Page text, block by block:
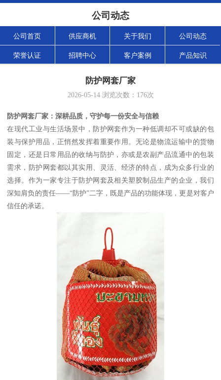
公司动态
公司首页 供应商机 关于我们 公司动态
荣誉认证 招聘中心 客户案例 产品知识
防护网套厂家
2026-05-14浏览次数： 176次
防护网套厂家：深耕品质，守护每一份安全与信赖
在现代工业与生活场景中，防护网套作为一种低调却不可或缺的包
装与保护用品，正悄然发挥着重要作用。无论是物流运输中的货物
固定，还是日常用品的收纳与防护，亦或是农副产品流通中的包装
需求，防护网套都以其实用、灵活、经济的特点，成为众多行业的
选择。作为一家专注于防护网套及相关塑胶制品生产的企业，我们
深知肩负的责任——“防护”二字，既是产品的功能体现，更是对客户
信任的承诺。